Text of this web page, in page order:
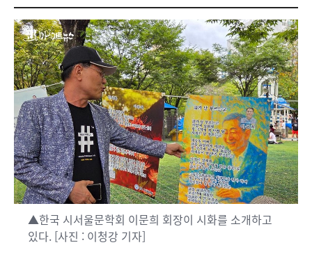
▲한국 시서울문학회 이문희 회장이 시화를 소개하고
있다. [사진 : 이청강 기자]